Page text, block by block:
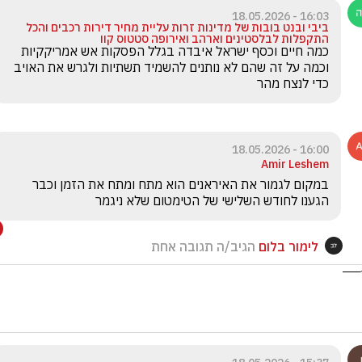
16:03 - 18.05.2026
ביבי ובנט בובות של מדינות זרות עליית מחיר דירות רכבים והכל
התקפלות לבלסטינים וארהב ואירופה סטטוס קוו
כדי לנצח מהר
16:00 - 18.05.2026
Amir Leshem
הגענו לחודש השלישי של הטימטום שלא ניגמר
לימור בלום הגיב/ה תגובה אחת